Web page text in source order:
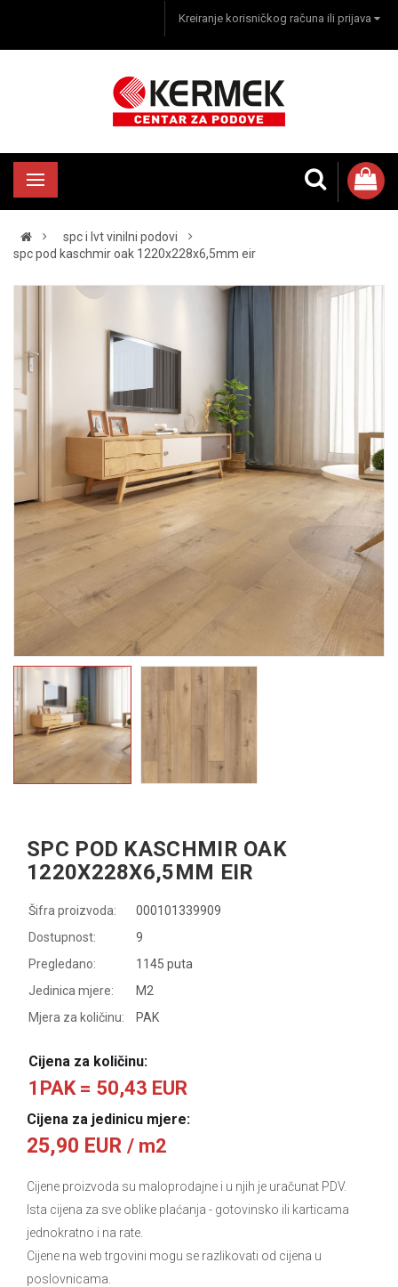
Kreiranje korisničkog računa ili prijava
spc i lvt vinilni podovi
spc pod kaschmir oak 1220x228x6,5mm eir
SPC POD KASCHMIR OAK
1220X228X6,5MM EIR
Šifra proizvoda:
000101339909
Dostupnost:
9
Pregledano:
1145 puta
Jedinica mjere:
M2
Mjera za količinu:
PAK
Cijena za količinu:
1PAK = 50,43 EUR
Cijena za jedinicu mjere:
25,90 EUR / m2
Cijene proizvoda su maloprodajne i u njih je uračunat PDV.
Ista cijena za sve oblike plaćanja - gotovinsko ili karticama
jednokratno i na rate.
Cijene na web trgovini mogu se razlikovati od cijena u
poslovnicama.